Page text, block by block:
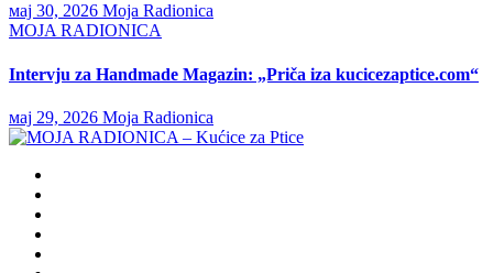
мај 30, 2026 Moja Radionica
MOJA RADIONICA
Intervju za Handmade Magazin: „Priča iza kucicezaptice.com“
мај 29, 2026 Moja Radionica